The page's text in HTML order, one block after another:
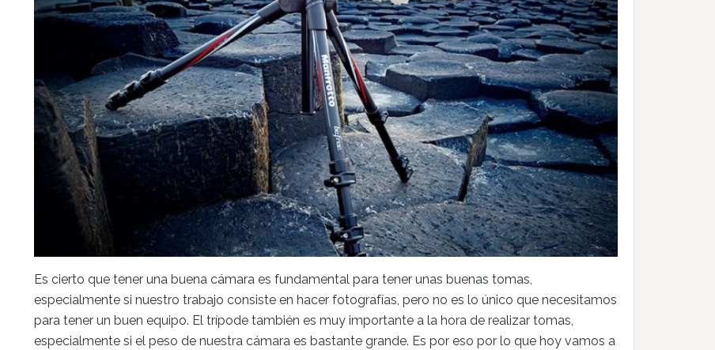
Es cierto que tener una buena cámara es fundamental para tener unas buenas tomas,
especialmente si nuestro trabajo consiste en hacer fotografías, pero no es lo único que necesitamos
para tener un buen equipo. El trípode también es muy importante a la hora de realizar tomas,
especialmente si el peso de nuestra cámara es bastante grande. Es por eso por lo que hoy vamos a